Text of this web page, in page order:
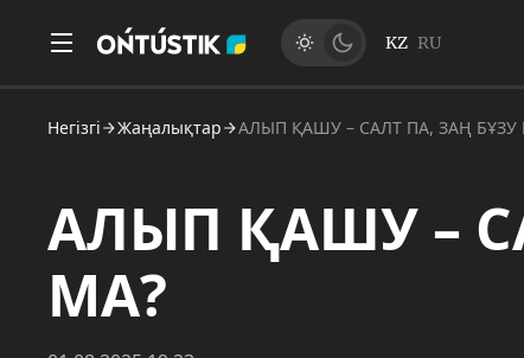
KZ RU
Негізгі Жаңалықтар АЛЫП ҚАШУ – САЛТ ПА, ЗАҢ БҰЗУ
АЛЫП ҚАШУ –
МА?